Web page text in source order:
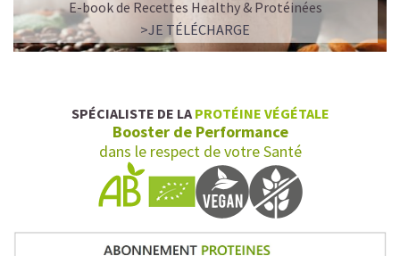
L’ALLIANCE PARFAITE ENTRE PLAISIR ET
PERFORMANCE
Cacao pur, café expresso et lait végétal fusionnent dans
une boisson veloutée et énergisante.
Une vraie caresse chocolatée, riche en protéines, léger
pour ne jamais peser.
Pour les accros au chocolat qui veulent booster leurs
journées avec goût et équilibre.
Mocha Glacé Protéiné
E-book de Recettes Healthy & Protéinées
>JE TÉLÉCHARGE
SPÉCIALISTE DE LA PROTÉINE VÉGÉTALE
Booster de Performance
dans le respect de votre Santé